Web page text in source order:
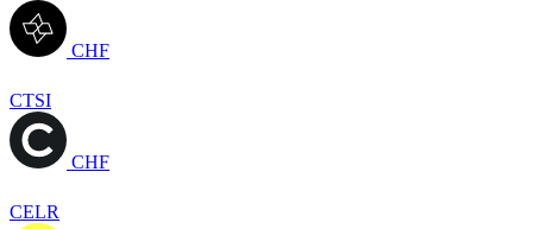
CHF
CTSI
CHF
CELR